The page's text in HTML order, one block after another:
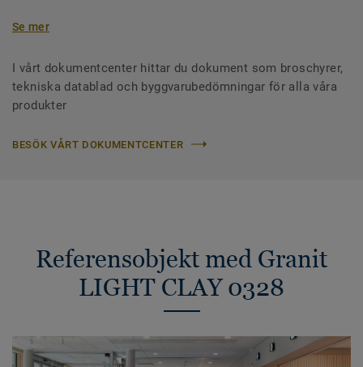
Se mer
I vårt dokumentcenter hittar du dokument som broschyrer,
tekniska datablad och byggvarubedömningar för alla våra
produkter
BESÖK VÅRT DOKUMENTCENTER
Referensobjekt med Granit
LIGHT CLAY 0328